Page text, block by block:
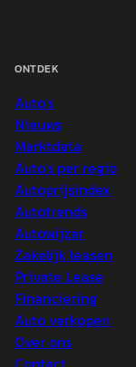
ONTDEK
Auto's
Nieuws
Marktdata
Auto's per regio
Autoprijsindex
Autotrends
Autowijzer
Zakelijk leasen
Private Lease
Financiering
Auto verkopen
Over ons